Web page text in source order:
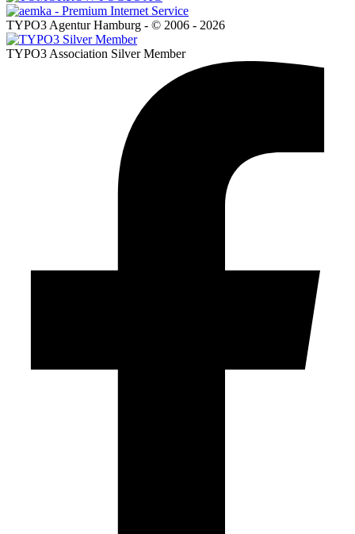
TYPO3 Agentur Hamburg - © 2006 - 2026
TYPO3 Association Silver Member